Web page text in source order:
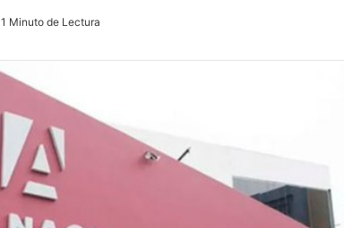
1 Minuto de Lectura